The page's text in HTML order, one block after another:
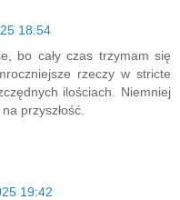
18:54
bo cały czas trzymam się
rzeczy w stricte
ilościach. Niemniej
przyszłość.
19:42